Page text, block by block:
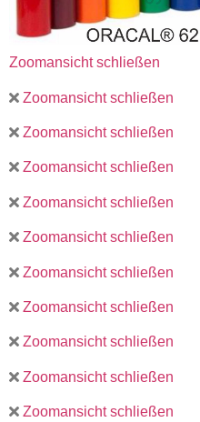
Zoomansicht schließen
Zoomansicht schließen
Zoomansicht schließen
Zoomansicht schließen
Zoomansicht schließen
Zoomansicht schließen
Zoomansicht schließen
Zoomansicht schließen
Zoomansicht schließen
Zoomansicht schließen
Zoomansicht schließen